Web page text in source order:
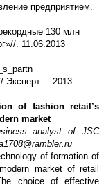
предприятием.
130 млн
. 11.06.2013
Эксперт. – 2013. –
of fashion retail’s
market
analyst of JSC
of formation of
market of retail
choice of effective